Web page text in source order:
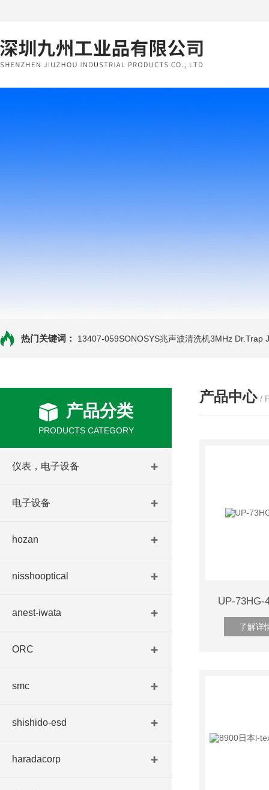
热门关键词： 13407-059SONOSYS兆声波清洗机3MHz Dr.Trap
产品分类
PRODUCTS CATEGORY
仪表，电子设备
电子设备
hozan
nisshooptical
anest-iwata
ORC
smc
shishido-esd
haradacorp
产品中心 /
UP-73HG-
了解详